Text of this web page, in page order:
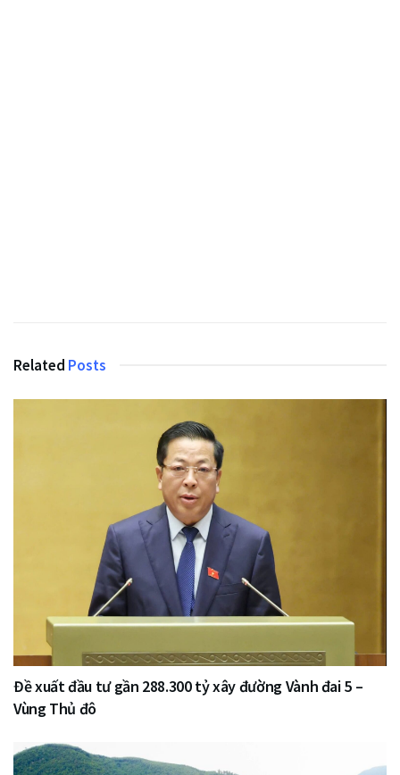
Related Posts
Đề xuất đầu tư gần 288.300 tỷ xây đường Vành đai 5 –
Vùng Thủ đô